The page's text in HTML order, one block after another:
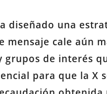
diseñado una
mensaje cale aún
grupos de interés
para que la